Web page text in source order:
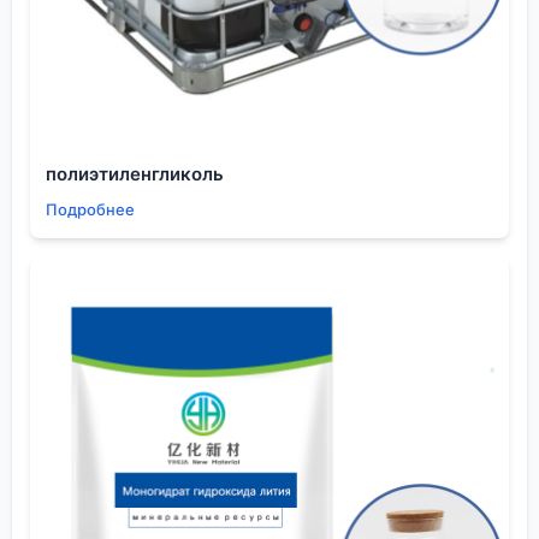
металлам-примесям на уровне ppb.
Соответственно, и цена будет другой.
Третий фактор — упаковка. Бочка 250 кг, IBC-
контейнер или цистерна? Цена за килограмм будет
цистерну для окупаемости.
Как правильно оценивать предложения:
предложением. Запросите актуальный паспорт
качества (Certificate of Analysis) на конкретную
партию, которая стоит на складе. Сравните не
только цифры чистоты, но и методы анализа.
ГОСТ, Фармакопея, внутренний стандарт
предприятия — все это разные вещи.
Обратите внимание на условия хранения у
поставщика. Пиридин гигроскопичен. Если его
полиэтиленгликоль
Подробнее